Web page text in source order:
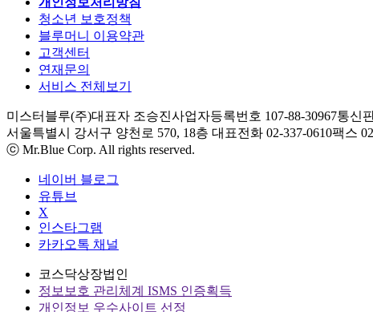
청소년 보호정책
블루머니 이용약관
고객센터
연재문의
서비스 전체보기
미스터블루(주)대표자 조승진사업자등록번호 107-88-30967통신
서울특별시 강서구 양천로 570, 18층 대표전화 02-337-0610팩스
ⓒ Mr.Blue Corp. All rights reserved.
네이버 블로그
유튜브
X
인스타그램
카카오톡 채널
코스닥상장법인
정보보호 관리체계 ISMS 인증획득
개인정보 우수사이트 선정